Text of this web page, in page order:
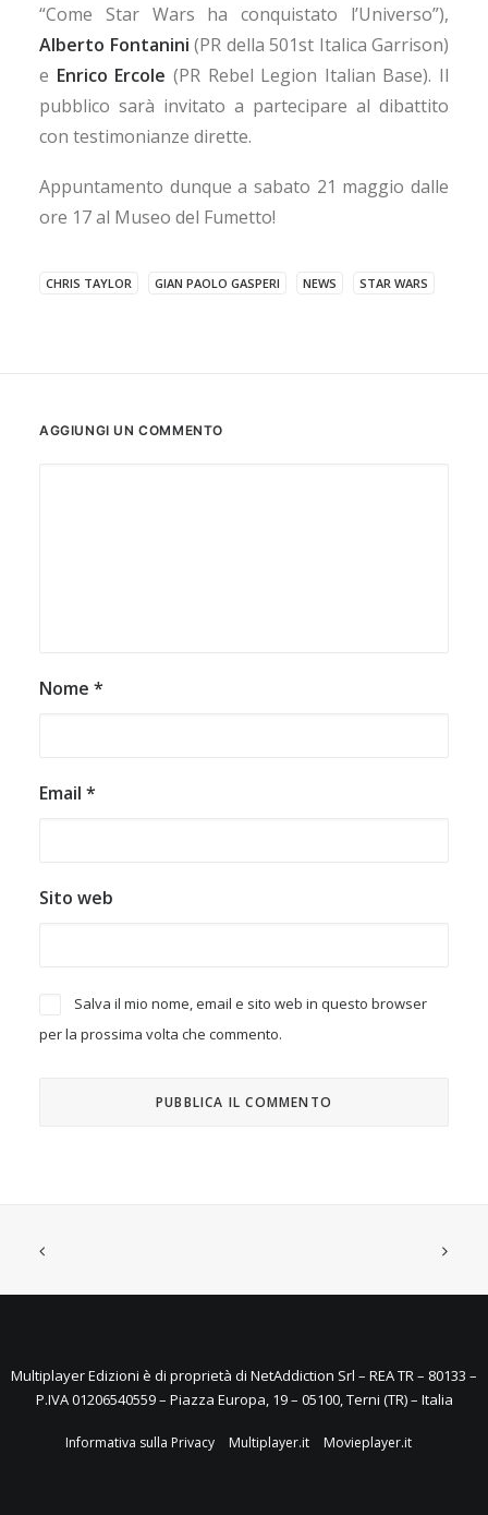
“Come Star Wars ha conquistato l’Universo”),
Alberto Fontanini (PR della 501st Italica Garrison)
e Enrico Ercole (PR Rebel Legion Italian Base). Il
pubblico sarà invitato a partecipare al dibattito
con testimonianze dirette.
Appuntamento dunque a sabato 21 maggio dalle
ore 17 al Museo del Fumetto!
CHRIS TAYLOR GIAN PAOLO GASPERI NEWS STAR WARS
AGGIUNGI UN COMMENTO
Nome *
Email *
Sito web
Salva il mio nome, email e sito web in questo browser
per la prossima volta che commento.
Multiplayer Edizioni è di proprietà di NetAddiction Srl – REA TR – 80133 –
P.IVA 01206540559 – Piazza Europa, 19 – 05100, Terni (TR) – Italia
Informativa sulla Privacy Multiplayer.it Movieplayer.it